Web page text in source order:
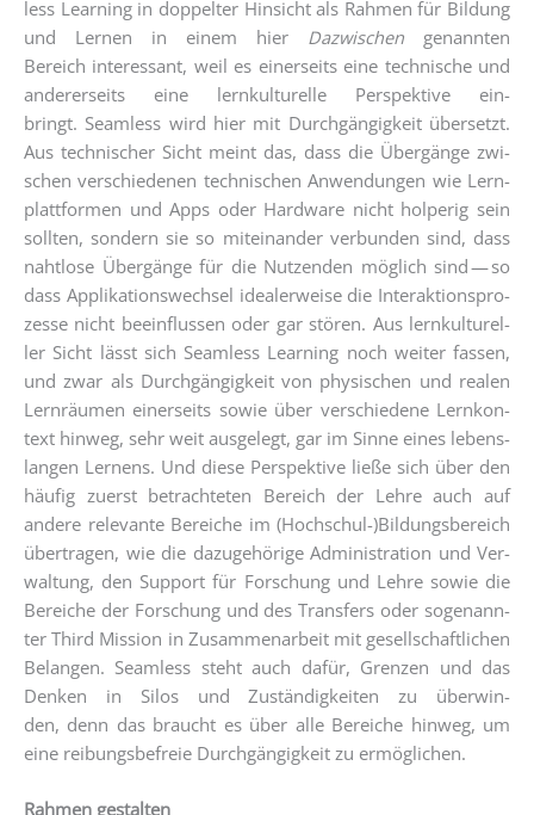
less Lear­ning in dop­pel­ter Hin­sicht als Rah­men für Bil­dung
und Ler­nen in einem hier Dazwi­schen genann­ten
Bereich inter­es­sant, weil es einer­seits eine tech­ni­sche und
ande­rer­seits eine lern­kul­tu­rel­le Per­spek­ti­ve ein­
bringt. Seam­less wird hier mit Durch­gän­gig­keit über­setzt.
Aus tech­ni­scher Sicht meint das, dass die Über­gän­ge zwi­
schen ver­schie­de­nen tech­ni­schen Anwen­dun­gen wie Lern­
platt­for­men und Apps oder Hard­ware nicht hol­pe­rig sein
soll­ten, son­dern sie so mit­ein­an­der ver­bun­den sind, dass
naht­lo­se Über­gän­ge für die Nut­zen­den mög­lich sind — so
dass Appli­ka­ti­ons­wech­sel idea­ler­wei­se die Inter­ak­ti­ons­pro­
zes­se nicht beein­flus­sen oder gar stö­ren. Aus lern­kul­tu­rel­
ler Sicht lässt sich Seam­less Lear­ning noch wei­ter fas­sen,
und zwar als Durch­gän­gig­keit von phy­si­schen und rea­len
Lern­räu­men einer­seits sowie über ver­schie­de­ne Lern­kon­
text hin­weg, sehr weit aus­ge­legt, gar im Sin­ne eines lebens­
lan­gen Ler­nens. Und die­se Per­spek­ti­ve lie­ße sich über den
häu­fig zuerst betrach­te­ten Bereich der Leh­re auch auf
ande­re rele­van­te Berei­che im (Hochschul-)Bildungsbereich
über­tra­gen, wie die dazu­ge­hö­ri­ge Admi­nis­tra­ti­on und Ver­
wal­tung, den Sup­port für For­schung und Leh­re sowie die
Berei­che der For­schung und des Trans­fers oder soge­nann­
ter Third Mis­si­on in Zusam­men­ar­beit mit gesell­schaft­li­chen
Belan­gen. Seam­less steht auch dafür, Gren­zen und das
Den­ken in Silos und Zustän­dig­kei­ten zu über­win­
den, denn das braucht es über alle Berei­che hin­weg, um
eine rei­bungs­be­freie Durch­gän­gig­keit zu ermöglichen.
Rah­men gestal­ten